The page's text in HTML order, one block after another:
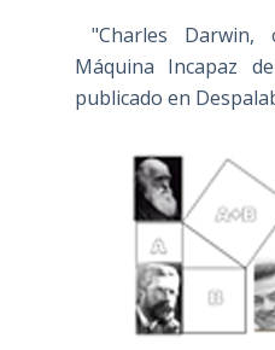
"Charles
Máquina Incapaz
publicado en